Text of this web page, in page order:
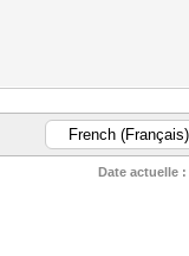
Date actuelle :